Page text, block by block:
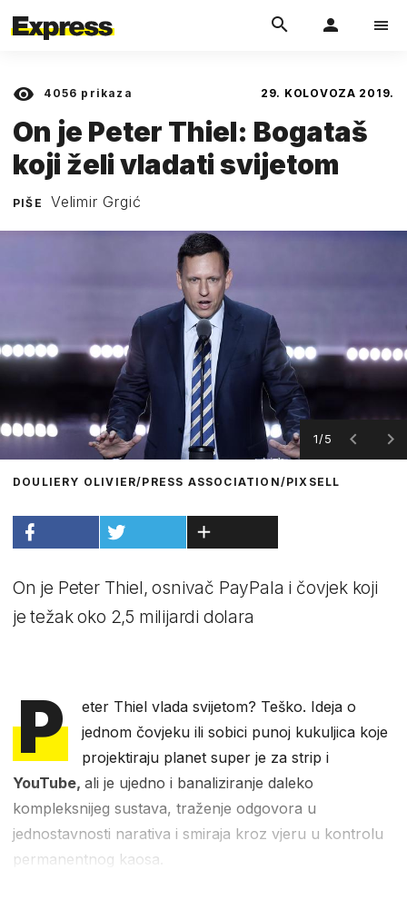
4056 prikaza 29. KOLOVOZA 2019.
On je Peter Thiel: Bogataš
koji želi vladati svijetom
PIŠE Velimir Grgić
1/5
DOULIERY OLIVIER/PRESS ASSOCIATION/PIXSELL
On je Peter Thiel, osnivač PayPala i čovjek koji
je težak oko 2,5 milijardi dolara
P
eter Thiel vlada svijetom? Teško. Ideja o
jednom čovjeku ili sobici punoj kukuljica koje
projektiraju planet super je za strip i
YouTube, ali je ujedno i banaliziranje daleko
kompleksnijeg sustava, traženje odgovora u
jednostavnosti narativa i smiraja kroz vjeru u kontrolu
permanentnog kaosa.